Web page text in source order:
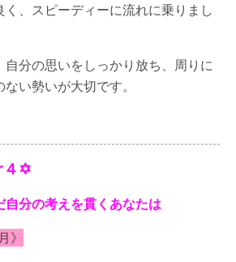
、スピーディーに流れに乗りまし
分の思いをしっかり放ち、周りに
い勢いが大切です。
４✡
自分の考えを貫くあなたは
》